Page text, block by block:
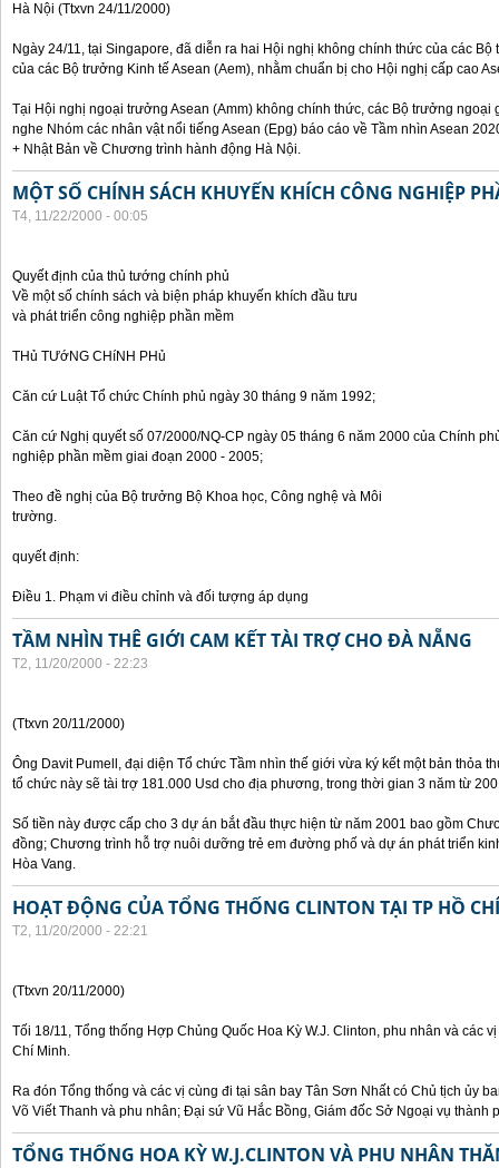
Hà Nội (Ttxvn 24/11/2000)
Ngày 24/11, tại Singapore, đã diễn ra hai Hội nghị không chính thức của các
của các Bộ trưởng Kinh tế Asean (Aem), nhằm chuẩn bị cho Hội nghị cấp cao
Tại Hội nghị ngoại trưởng Asean (Amm) không chính thức, các Bộ trưởng ngoại
nghe Nhóm các nhân vật nổi tiếng Asean (Epg) báo cáo về Tầm nhìn Asean
+ Nhật Bản về Chương trình hành động Hà Nội.
MỘT SỐ CHÍNH SÁCH KHUYẾN KHÍCH CÔNG NGHIỆP
T4, 11/22/2000 - 00:05
Quyết định của thủ tướng chính phủ
Về một số chính sách và biện pháp khuyến khích đầu tưu
và phát triển công nghiệp phần mềm
THủ TƯớNG CHíNH PHủ
Căn cứ Luật Tổ chức Chính phủ ngày 30 tháng 9 năm 1992;
Căn cứ Nghị quyết số 07/2000/NQ-CP ngày 05 tháng 6 năm 2000 của Chính
nghiệp phần mềm giai đoạn 2000 - 2005;
Theo đề nghị của Bộ trưởng Bộ Khoa học, Công nghệ và Môi
trường.
quyết định:
Điều 1. Phạm vi điều chỉnh và đối tượng áp dụng
TẦM NHÌN THÊ GIỚI CAM KẾT TÀI TRỢ CHO ĐÀ NẴNG
T2, 11/20/2000 - 22:23
(Ttxvn 20/11/2000)
Ông Davit Pumell, đại diện Tổ chức Tầm nhìn thế giới vừa ký kết một bản thỏa
tổ chức này sẽ tài trợ 181.000 Usd cho địa phương, trong thời gian 3 năm từ
Số tiền này được cấp cho 3 dự án bắt đầu thực hiện từ năm 2001 bao gồm
đồng; Chương trình hỗ trợ nuôi dưỡng trẻ em đường phố và dự án phát triển
Hòa Vang.
HOẠT ĐỘNG CỦA TỔNG THỐNG CLINTON TẠI TP HỒ
T2, 11/20/2000 - 22:21
(Ttxvn 20/11/2000)
Tối 18/11, Tổng thống Hợp Chủng Quốc Hoa Kỳ W.J. Clinton, phu nhân và các
Chí Minh.
Ra đón Tổng thống và các vị cùng đi tại sân bay Tân Sơn Nhất có Chủ tịch ủy
Võ Viết Thanh và phu nhân; Đại sứ Vũ Hắc Bồng, Giám đốc Sở Ngoại vụ thành
TỔNG THỐNG HOA KỲ W.J.CLINTON VÀ PHU NHÂN